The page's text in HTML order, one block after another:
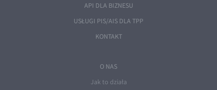
API DLA BIZNESU
USŁUGI PIS/AIS DLA TPP
KONTAKT
O NAS
Jak to działa